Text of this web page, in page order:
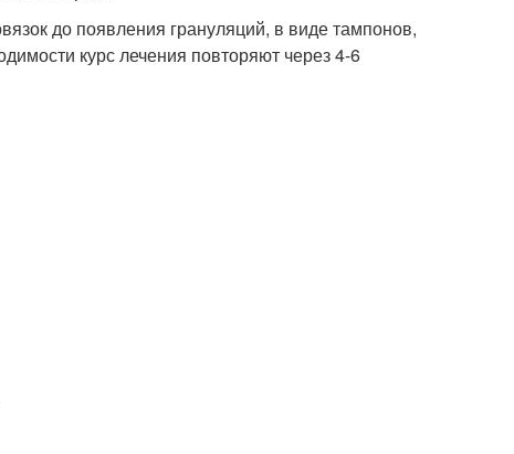
до появления грануляций, в виде тампонов,
курс лечения повторяют через 4-6